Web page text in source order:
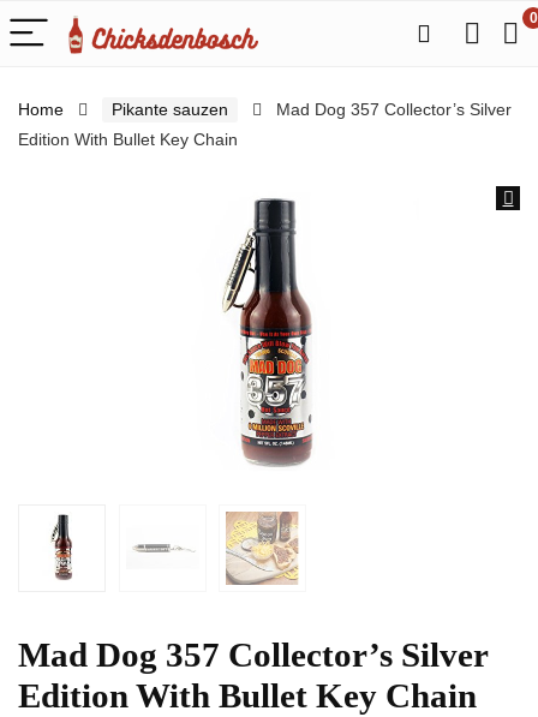
0
Home Pikante sauzen
Mad Dog 357 Collector’s Silver
Edition With Bullet Key Chain
Mad Dog 357 Collector’s Silver
Edition With Bullet Key Chain